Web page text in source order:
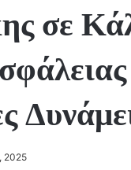
σε
2025